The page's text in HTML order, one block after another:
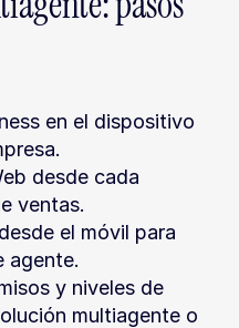
en el dispositivo
desde cada
ventas.
el móvil para
agente.
y niveles de
multiagente o